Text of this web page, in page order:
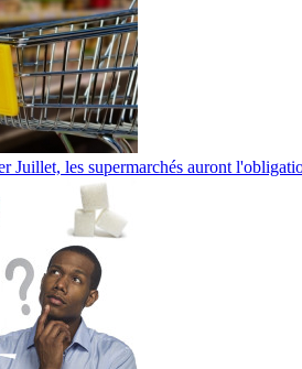
Juillet, les supermarchés auront